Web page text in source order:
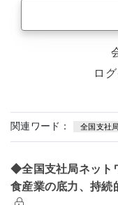
ロ
関連ワード： 全国支社
◆全国支社局ネット
食産業の底力、持続